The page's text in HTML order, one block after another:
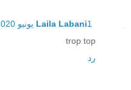
Laila Labani1 يونيو 2020 في 1:07 ص
trop top
رد